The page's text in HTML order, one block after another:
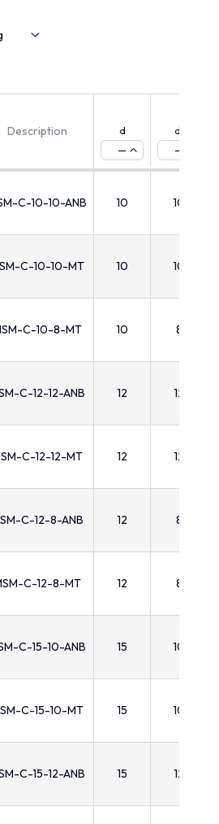
Description
d
—
d1
—
C-10-10-ANB 10 10
C-10-10-MT 10 10
C-10-8-MT 10 8
C-12-12-ANB 12 12
C-12-12-MT 12 12
C-12-8-ANB 12 8
C-12-8-MT 12 8
C-15-10-ANB 15 10
C-15-10-MT 15 10
C-15-12-ANB 15 12